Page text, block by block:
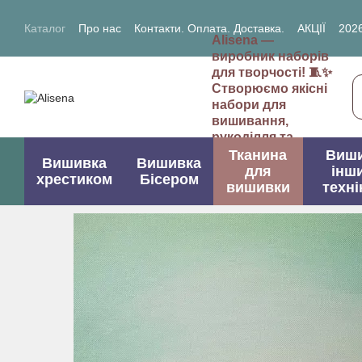
Каталог
Про нас Контакти. Оплата. Доставка. АКЦІЇ
Alisena —
виробник наборів
для творчості! 🧵✨
Створюємо якісні
набори для
вишивання,
рукоділля та
творчих проектів.
Вишивка
хрестиком
Вишивка
Бісером
Тканина
для
вишивки